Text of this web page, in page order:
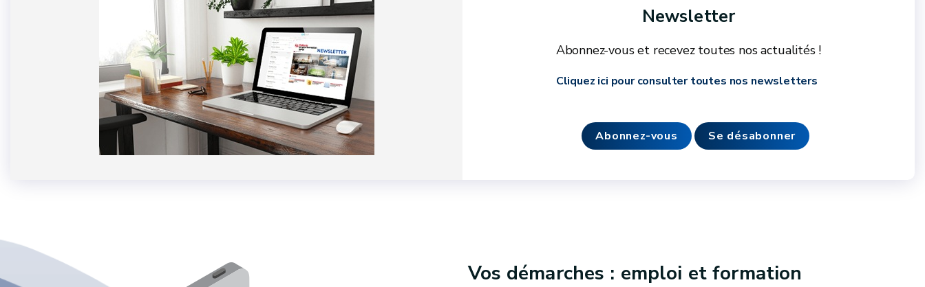
Newsletter
Abonnez-vous et recevez toutes nos actualités !
Cliquez ici pour consulter toutes nos newsletters
Abonnez-vous Se désabonner
Vos démarches : emploi et formation